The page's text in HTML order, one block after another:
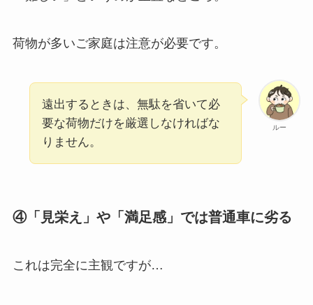
荷物が多いご家庭は注意が必要です。
ルー
遠出するときは、無駄を省いて必
要な荷物だけを厳選しなければな
りません。
④「見栄え」や「満足感」では普通車に劣る
これは完全に主観ですが…